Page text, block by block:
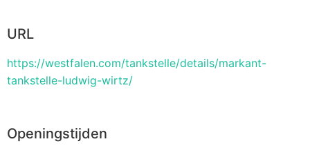
URL
https://westfalen.com/tankstelle/details/markant-
tankstelle-ludwig-wirtz/
Openingstijden